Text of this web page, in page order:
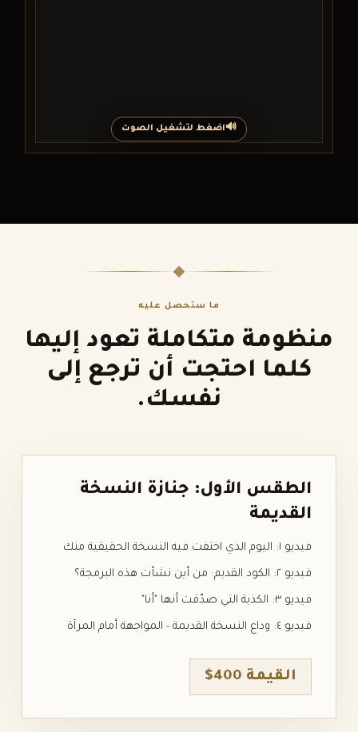
اضغط لتشغيل الصوت
ما ستحصل عليه
منظومة متكاملة تعود إليها
كلما احتجت أن ترجع إلى
نفسك.
الطقس الأول: جنازة النسخة
القديمة
فيديو ١: اليوم الذي اختفت فيه النسخة الحقيقية منك
فيديو ٢: الكود القديم: من أين نشأت هذه البرمجة؟
فيديو ٣: الكذبة التي صدّقت أنها "أنا"
فيديو ٤: وداع النسخة القديمة - المواجهة أمام المرآة
القيمة 400$